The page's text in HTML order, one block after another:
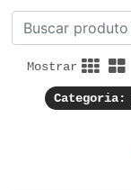
Mostrar